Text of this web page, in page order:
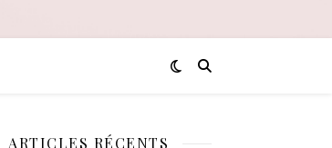
ARTICLES RÉCENTS